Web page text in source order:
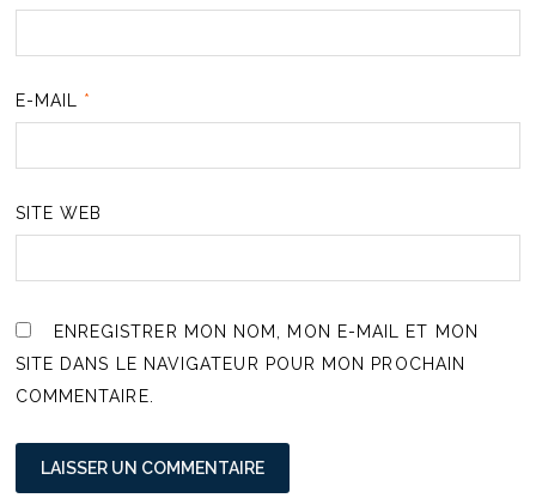
E-MAIL *
SITE WEB
ENREGISTRER MON NOM, MON E-MAIL ET MON
SITE DANS LE NAVIGATEUR POUR MON PROCHAIN
COMMENTAIRE.